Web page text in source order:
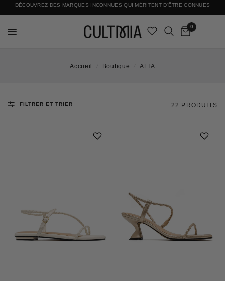
DÉCOUVREZ DES MARQUES INCONNUES QUI MÉRITENT D'ÊTRE CONNUES
LIVRAISON INTERNATIONALE GRATUITE
0
Accueil Boutique ALTA
FILTRER ET TRIER 22 PRODUITS